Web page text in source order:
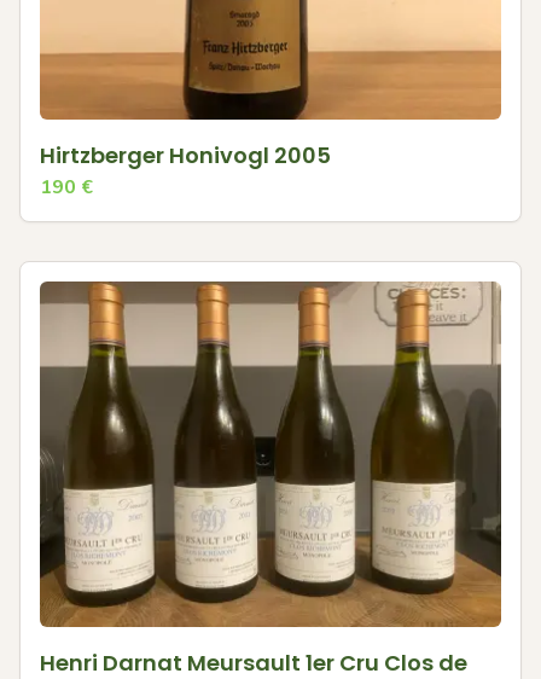
Hirtzberger Honivogl 2005
190 €
Henri Darnat Meursault 1er Cru Clos de